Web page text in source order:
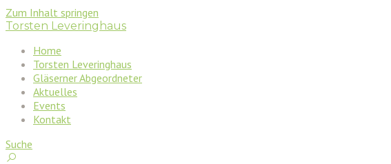
Zum Inhalt springen
Torsten Leveringhaus
Home
Torsten Leveringhaus
Gläserner Abgeordneter
Aktuelles
Events
Kontakt
Suche